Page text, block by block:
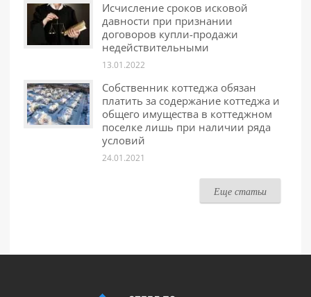
Исчисление сроков исковой
давности при признании
договоров купли-продажи
недействительными
13.01.2022
Собственник коттеджа обязан
платить за содержание коттеджа и
общего имущества в коттеджном
поселке лишь при наличии ряда
условий
24.01.2021
Еще статьи